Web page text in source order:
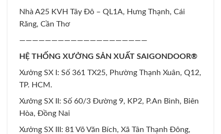
Nhà A25 KVH Tây Đô – QL1A, Hưng Thạnh, Cái
Răng, Cần Thơ
————————————————————
HỆ THỐNG XƯỞNG SẢN XUẤT SAIGONDOOR®
Xưởng SX I: Số 361 TX25, Phường Thạnh Xuân, Q12,
TP. HCM.
Xưởng SX II: Số 60/3 Đường 9, KP2, P.An Bình, Biên
Hòa, Đồng Nai
Xưởng SX III: 81 Võ Văn Bích, Xã Tân Thạnh Đông,